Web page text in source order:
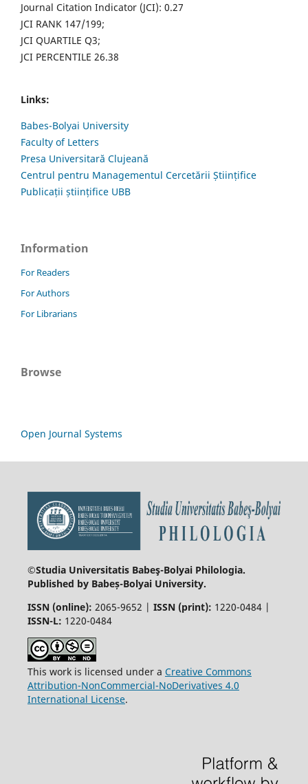
Journal Citation Indicator (JCI): 0.27
JCI RANK 147/199;
JCI QUARTILE Q3;
JCI PERCENTILE 26.38
Links:
Babes-Bolyai University
Faculty of Letters
Presa Universitară Clujeană
Centrul pentru Managementul Cercetării Științifice
Publicații științifice UBB
Information
For Readers
For Authors
For Librarians
Browse
Open Journal Systems
©Studia Universitatis Babeş-Bolyai Philologia.
Published by Babeș-Bolyai University.
ISSN (online): 2065-9652 | ISSN (print): 1220-0484 |
ISSN-L: 1220-0484
This work is licensed under a Creative Commons
Attribution-NonCommercial-NoDerivatives 4.0
International License.